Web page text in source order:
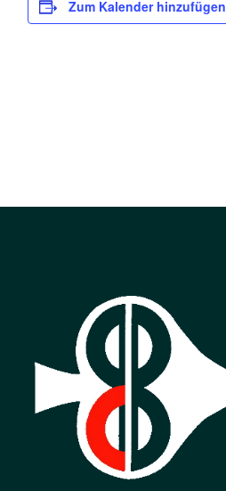
Zum Kalender hinzufügen